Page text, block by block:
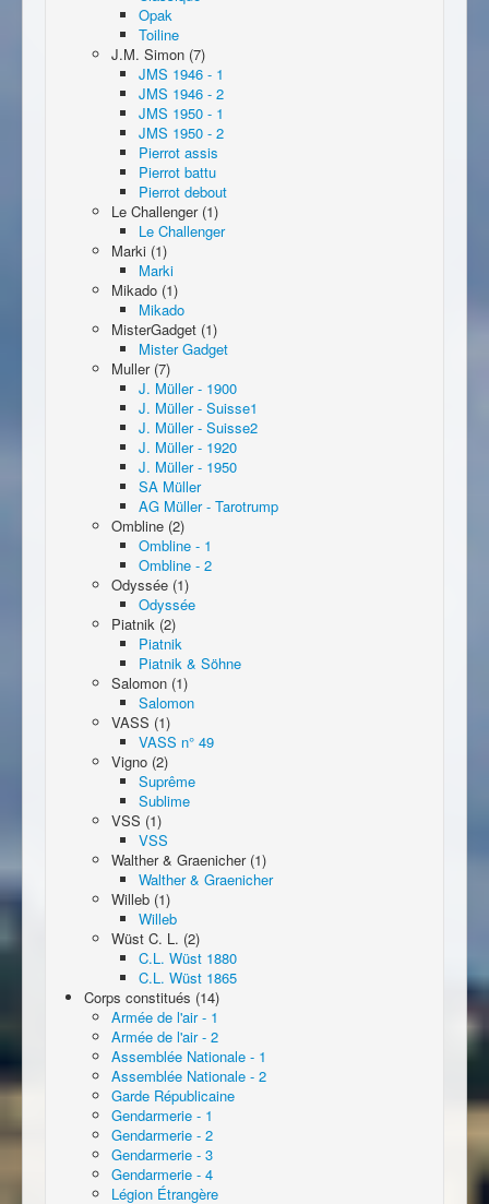
Opak
Toiline
J.M. Simon (7)
JMS 1946 - 1
JMS 1946 - 2
JMS 1950 - 1
JMS 1950 - 2
Pierrot assis
Pierrot battu
Pierrot debout
Le Challenger (1)
Le Challenger
Marki (1)
Marki
Mikado (1)
Mikado
MisterGadget (1)
Mister Gadget
Muller (7)
J. Müller - 1900
J. Müller - Suisse1
J. Müller - Suisse2
J. Müller - 1920
J. Müller - 1950
SA Müller
AG Müller - Tarotrump
Ombline (2)
Ombline - 1
Ombline - 2
Odyssée (1)
Odyssée
Piatnik (2)
Piatnik
Piatnik & Söhne
Salomon (1)
Salomon
VASS (1)
VASS n° 49
Vigno (2)
Suprême
Sublime
VSS (1)
VSS
Walther & Graenicher (1)
Walther & Graenicher
Willeb (1)
Willeb
Wüst C. L. (2)
C.L. Wüst 1880
C.L. Wüst 1865
Corps constitués (14)
Armée de l'air - 1
Armée de l'air - 2
Assemblée Nationale - 1
Assemblée Nationale - 2
Garde Républicaine
Gendarmerie - 1
Gendarmerie - 2
Gendarmerie - 3
Gendarmerie - 4
Légion Étrangère